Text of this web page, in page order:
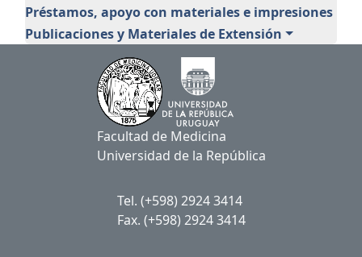
Préstamos, apoyo con materiales e impresiones
Publicaciones y Materiales de Extensión
Facultad de Medicina
Universidad de la República
Tel. (+598) 2924 3414
Fax. (+598) 2924 3414